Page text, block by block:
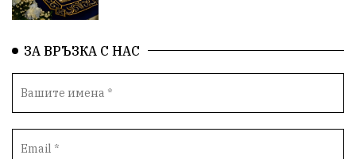
Автопоход Костинброд
Столичен общински съвет Маратон кауза
сбъдната мечта
ЗА ВРЪЗКА С НАС